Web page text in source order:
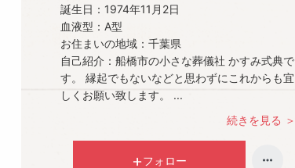
誕生日： 1974年11月2日
血液型： A型
お住まいの地域： 千葉県
自己紹介： 船橋市の小さな葬儀社 かすみ式典で
す。 縁起でもないなどと思わずにこれからも宜
しくお願い致します。 ...
続きを見る ＞
フォロー